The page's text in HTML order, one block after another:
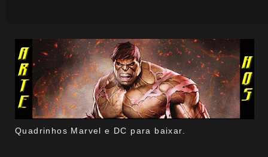
Quadrinhos Marvel e DC para baixar.